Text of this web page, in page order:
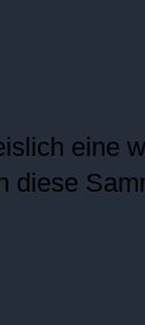
eine
diese